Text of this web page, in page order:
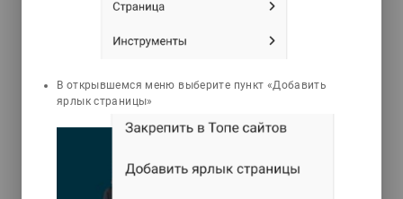
Райхановна
педагогической науки
В открывшемся меню выберите пункт «Добавить
ярлык страницы»